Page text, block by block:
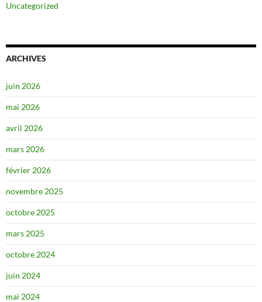
Uncategorized
ARCHIVES
juin 2026
mai 2026
avril 2026
mars 2026
février 2026
novembre 2025
octobre 2025
mars 2025
octobre 2024
juin 2024
mai 2024